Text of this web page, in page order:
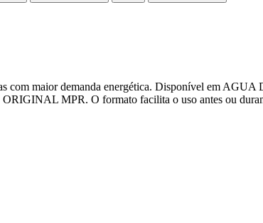
com maior demanda energética. Disponível em
MPR. O formato facilita o uso antes ou